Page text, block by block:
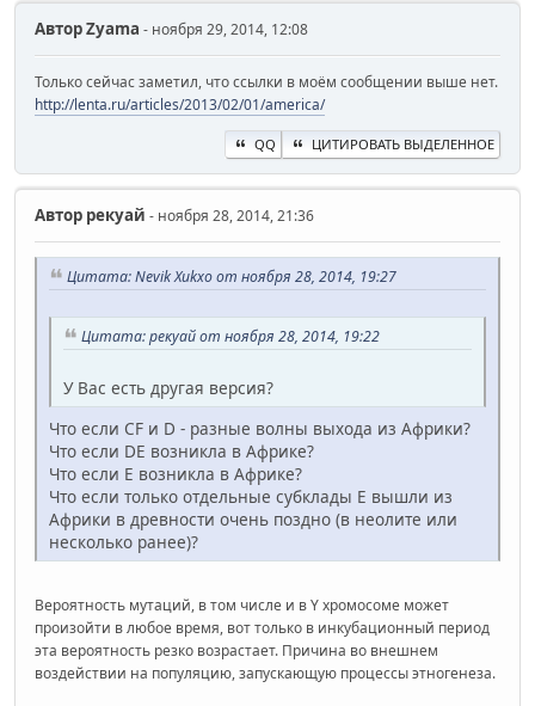
АвторZyama - ноября 29, 2014, 12:08
Только сейчас заметил, что ссылки в моём сообщении выше нет.
http://lenta.ru/articles/2013/02/01/america/
QQ ЦИТИРОВАТЬ ВЫДЕЛЕННОЕ
Автор рекуай - ноября 28, 2014, 21:36
Цитата: Nevik Xukxo от ноября 28, 2014, 19:27
Цитата: рекуай от ноября 28, 2014, 19:22
У Вас есть другая версия?
Что если CF и D - разные волны выхода из Африки?
Что если DE возникла в Африке?
Что если E возникла в Африке?
Что если только отдельные субклады E вышли из
Африки в древности очень поздно (в неолите или
несколько ранее)?
Вероятность мутаций, в том числе и в Y хромосоме может
произойти в любое время, вот только в инкубационный период
эта вероятность резко возрастает. Причина во внешнем
воздействии на популяцию, запускающую процессы этногенеза.